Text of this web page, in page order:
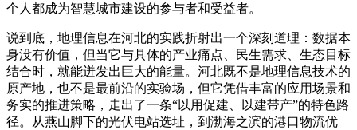
个人都成为智慧城市建设的参与者和受益者。
说到底，地理信息在河北的实践折射出一个深刻道理：数据本
身没有价值，但当它与具体的产业痛点、民生需求、生态目标
结合时，就能迸发出巨大的能量。河北既不是地理信息技术的
原产地，也不是最前沿的实验场，但它凭借丰富的应用场景和
务实的推进策略，走出了一条“以用促建、以建带产”的特色路
径。从燕山脚下的光伏电站选址，到渤海之滨的港口物流优